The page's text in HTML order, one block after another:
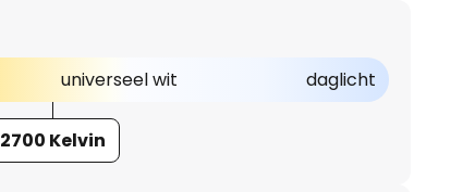
universeel wit daglicht
2700 Kelvin